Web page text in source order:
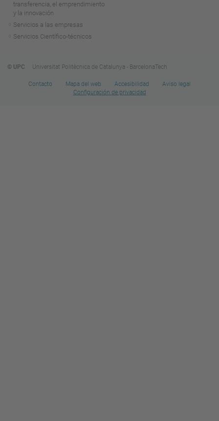
transferencia, el emprendimiento
y la innovación
Servicios a las empresas
Servicios Científico-técnicos
© UPC Universitat Politècnica de Catalunya - BarcelonaTech
Contacto Mapa del web Accesibilidad
Aviso legal
Configuración de privacidad